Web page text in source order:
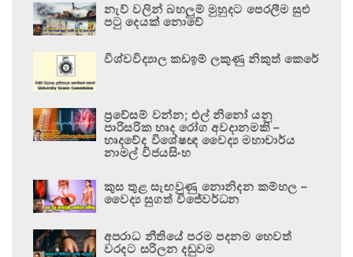
නැව් වලින් බහලුම් මුහුදට පෙරලීම සුළු
පටු දෙයක් නොවේ
විශ්වවිද්‍යාල කඩඉම් ලකුණු නිකුත් කෙරේ
ප්‍රවේසම් වන්න; එල් නිනෝ යනු
පාරිසරික හෘද රෝග අවදානමකි –
හෘදවේද විශේෂඥ වෛද්‍ය මහාචාර්ය
නාමල් විජයසිංහ
කුස තුළ සැඟවුණු නොනිදන කම්හල –
වෛද්‍ය සුගත් විජේවර්ධන
අපරාධ නීතියේ පරම පදනම හෙවත්
වරදට සරිලන දඬුවම